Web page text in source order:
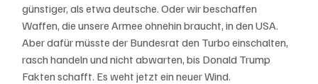
günstiger, als etwa deutsche. Oder wir beschaffen
Waffen, die unsere Armee ohnehin braucht, in den USA.
Aber dafür müsste der Bundesrat den Turbo einschalten,
rasch handeln und nicht abwarten, bis Donald Trump
Fakten schafft. Es weht jetzt ein neuer Wind.